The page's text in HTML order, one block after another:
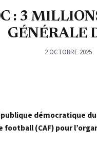
: 3
GÉNÉRALE
2 OCTOBRE 2025
démocratique
(CAF) pour